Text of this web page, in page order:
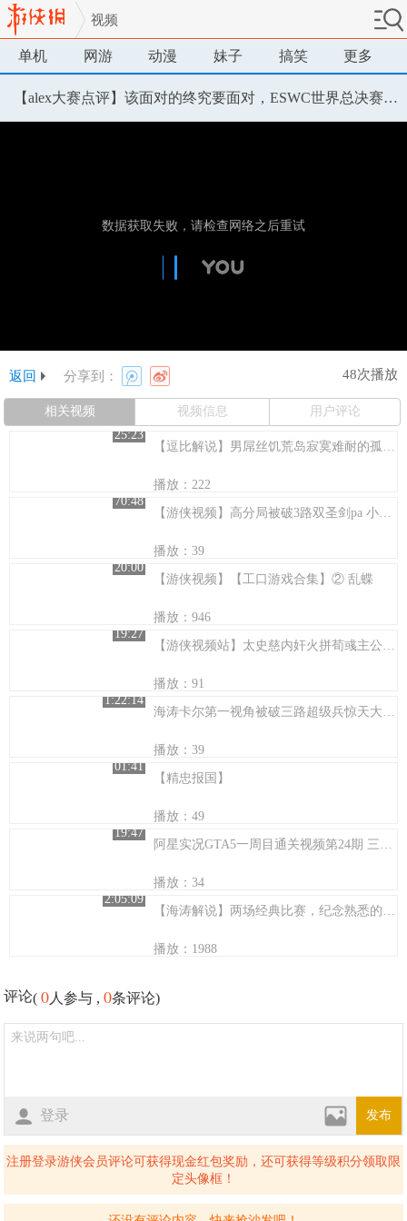
视频
单机 网游 动漫 妹子 搞笑 更多
【alex大赛点评】该面对的终究要面对，ESWC世界总决赛遭遇滑铁卢
返回 分享到： 48次播放
相关视频 视频信息
用户评论
25:23
【逗比解说】男屌丝饥荒岛寂寞难耐的孤单历险记 第一集
播放：222
70:48
【游侠视频】高分局被破3路双圣剑pa 小乖第一视角解说
播放：39
20:00
【游侠视频】【工口游戏合集】② 乱蝶
播放：946
19:27
【游侠视频站】太史慈内奸火拼荀彧主公局【虫虫三国杀】
播放：91
1:22:14
海涛卡尔第一视角被破三路超级兵惊天大翻盘
播放：39
01:41
【精忠报国】
播放：49
19:47
阿星实况GTA5一周目通关视频第24期 三个大马猴抢劫运钞车
播放：34
2:05:09
【海涛解说】两场经典比赛，纪念熟悉的LGD
播放：1988
评论(0 人参与 ,0条评论)
登录 发布
注册登录游侠会员评论可获得现金红包奖励，还可获得等级积分领取限
定头像框！